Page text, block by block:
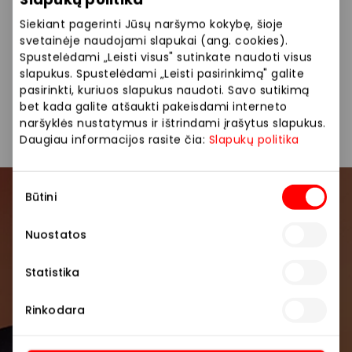
Siekiant pagerinti Jūsų naršymo kokybę, šioje
svetainėje naudojami slapukai (ang. cookies).
Spustelėdami „Leisti visus" sutinkate naudoti visus
slapukus. Spustelėdami „Leisti pasirinkimą" galite
pasirinkti, kuriuos slapukus naudoti. Savo sutikimą
bet kada galite atšaukti pakeisdami interneto
naršyklės nustatymus ir ištrindami įrašytus slapukus.
Daugiau informacijos rasite čia: Slapukų politika
pasirinkimas
Būtini
Nuostatos
Statistika
Rinkodara
Siūlome platų prekių pasirinkimą: auksiniai
papuošalai, sidabras, vestuviniai žiedai, grandinėlės.
Juvelyrika ir aksesuarai Parduotuvės
Pirmieji sužinokite apie geriausius pasiūlymus,